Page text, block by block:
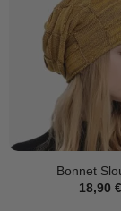
Bonnet
18,90 €